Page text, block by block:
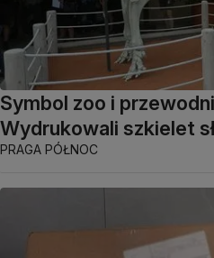
Symbol zoo i
Wydrukowali szkielet
PRAGA PÓŁNOC